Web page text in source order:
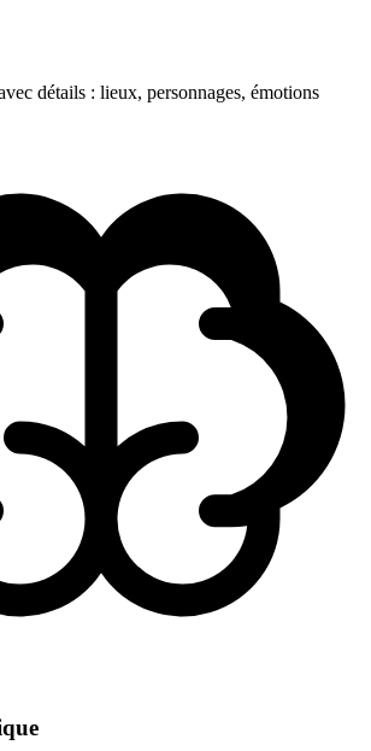
détails : lieux, personnages, émotions